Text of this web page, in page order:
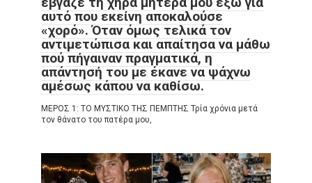
αυτό που εκείνη αποκαλούσε
«χορό». Όταν όμως τελικά τον
αντιμετώπισα και απαίτησα να μάθω
πού πήγαιναν πραγματικά, η
απάντησή του με έκανε να ψάχνω
αμέσως κάπου να καθίσω.
ΜΕΡΟΣ 1: ΤΟ ΜΥΣΤΙΚΟ ΤΗΣ ΠΕΜΠΤΗΣ Τρία χρόνια μετά
τον θάνατο του πατέρα μου,